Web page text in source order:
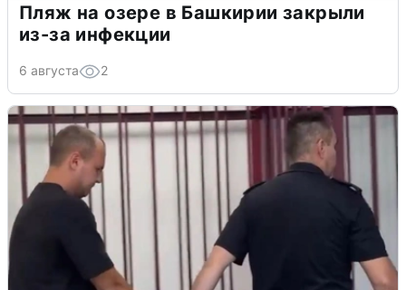
Пляж на озере в Башкирии закрыли
из-за инфекции
6 августа 2